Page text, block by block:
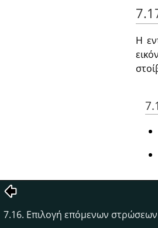
Η
7.16. Επιλογή επόμενων στρώσεων